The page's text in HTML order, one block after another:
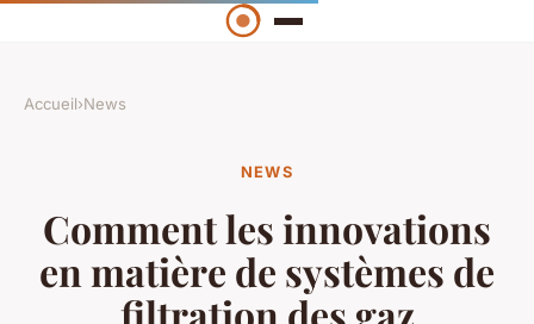
Accueil›News
NEWS
Comment les innovations
en matière de systèmes de